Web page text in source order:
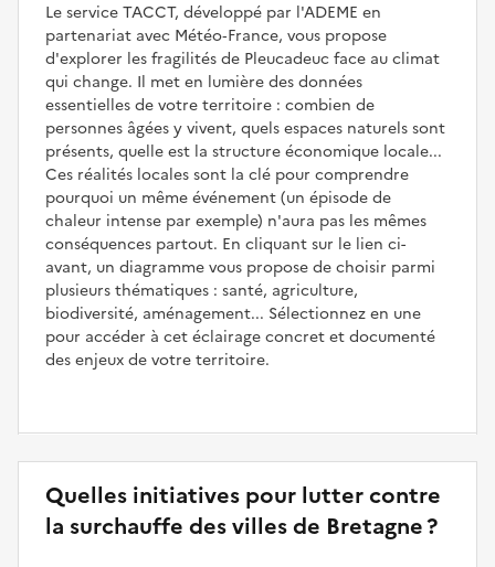
Le service TACCT, développé par l'ADEME en
partenariat avec Météo‑France, vous propose
d'explorer les fragilités de Pleucadeuc face au climat
qui change. Il met en lumière des données
essentielles de votre territoire : combien de
personnes âgées y vivent, quels espaces naturels sont
présents, quelle est la structure économique locale...
Ces réalités locales sont la clé pour comprendre
pourquoi un même événement (un épisode de
chaleur intense par exemple) n'aura pas les mêmes
conséquences partout. En cliquant sur le lien ci-
avant, un diagramme vous propose de choisir parmi
plusieurs thématiques : santé, agriculture,
biodiversité, aménagement... Sélectionnez en une
pour accéder à cet éclairage concret et documenté
des enjeux de votre territoire.
Quelles initiatives pour lutter contre
la surchauffe des villes de Bretagne ?